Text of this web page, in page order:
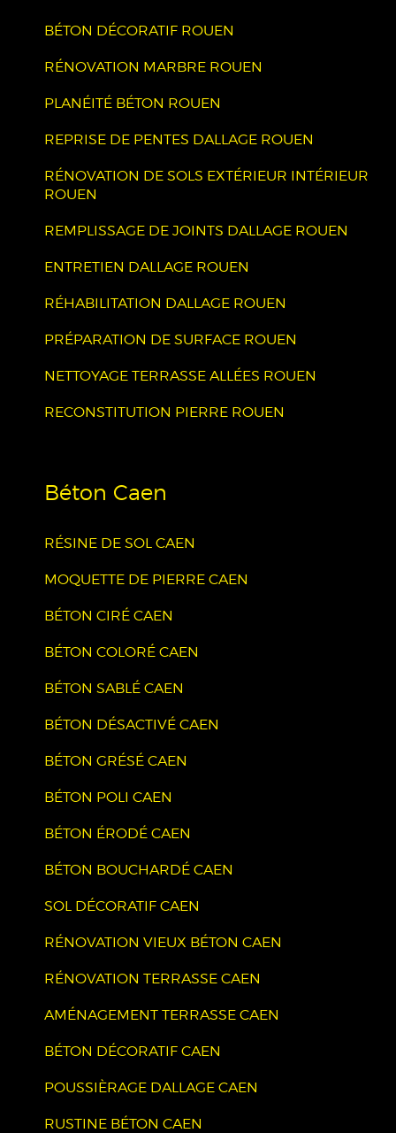
BÉTON DÉCORATIF ROUEN
RÉNOVATION MARBRE ROUEN
PLANÉITÉ BÉTON ROUEN
REPRISE DE PENTES DALLAGE ROUEN
RÉNOVATION DE SOLS EXTÉRIEUR INTÉRIEUR
ROUEN
REMPLISSAGE DE JOINTS DALLAGE ROUEN
ENTRETIEN DALLAGE ROUEN
RÉHABILITATION DALLAGE ROUEN
PRÉPARATION DE SURFACE ROUEN
NETTOYAGE TERRASSE ALLÉES ROUEN
RECONSTITUTION PIERRE ROUEN
Béton Caen
RÉSINE DE SOL CAEN
MOQUETTE DE PIERRE CAEN
BÉTON CIRÉ CAEN
BÉTON COLORÉ CAEN
BÉTON SABLÉ CAEN
BÉTON DÉSACTIVÉ CAEN
BÉTON GRÉSÉ CAEN
BÉTON POLI CAEN
BÉTON ÉRODÉ CAEN
BÉTON BOUCHARDÉ CAEN
SOL DÉCORATIF CAEN
RÉNOVATION VIEUX BÉTON CAEN
RÉNOVATION TERRASSE CAEN
AMÉNAGEMENT TERRASSE CAEN
BÉTON DÉCORATIF CAEN
POUSSIÈRAGE DALLAGE CAEN
RUSTINE BÉTON CAEN